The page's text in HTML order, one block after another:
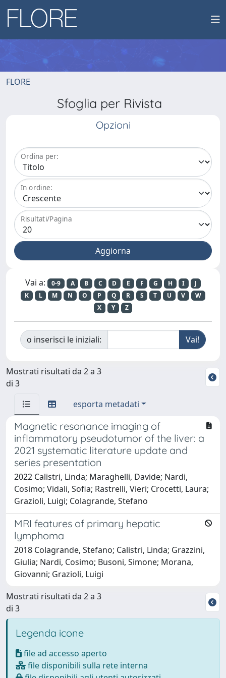
FLORE
Sfoglia per Rivista
Opzioni
Ordina per:
In ordine:
Risultati/Pagina
Vai a: 0-9 A B C D E F G H I
J
K
L M N O P Q R S T U V
W
X
Y Z
o inserisci le iniziali:
Mostrati risultati da 2 a 3
di 3
esporta metadati
Magnetic resonance imaging of
inflammatory pseudotumor of the liver: a
2021 systematic literature update and
series presentation
2022 Calistri, Linda; Maraghelli, Davide; Nardi,
Cosimo; Vidali, Sofia; Rastrelli, Vieri; Crocetti, Laura;
Grazioli, Luigi; Colagrande, Stefano
MRI features of primary hepatic
lymphoma
2018 Colagrande, Stefano; Calistri, Linda; Grazzini,
Giulia; Nardi, Cosimo; Busoni, Simone; Morana,
Giovanni; Grazioli, Luigi
Mostrati risultati da 2 a 3
di 3
Legenda icone
file ad accesso aperto
file disponibili sulla rete interna